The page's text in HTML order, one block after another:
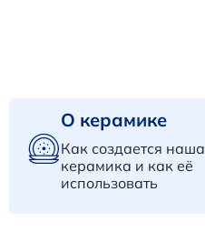
О керамике
Как создается наша
керамика и как её
использовать